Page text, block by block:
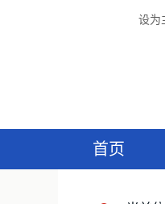
设为
首页